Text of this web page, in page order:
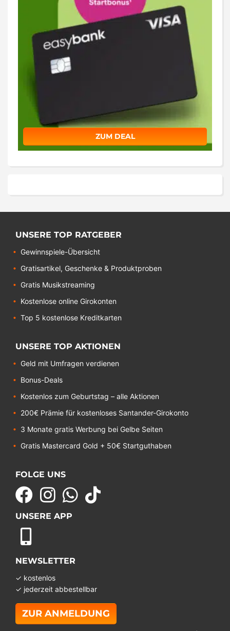
ZUM DEAL
UNSERE TOP RATGEBER
Gewinnspiele-Übersicht
Gratisartikel, Geschenke & Produktproben
Gratis Musikstreaming
Kostenlose online Girokonten
Top 5 kostenlose Kreditkarten
UNSERE TOP AKTIONEN
Geld mit Umfragen verdienen
Bonus-Deals
Kostenlos zum Geburtstag – alle Aktionen
200€ Prämie für kostenloses Santander-Girokonto
3 Monate gratis Werbung bei Gelbe Seiten
Gratis Mastercard Gold + 50€ Startguthaben
FOLGE UNS
UNSERE APP
NEWSLETTER
✓ kostenlos
✓ jederzeit abbestellbar
ZUR ANMELDUNG